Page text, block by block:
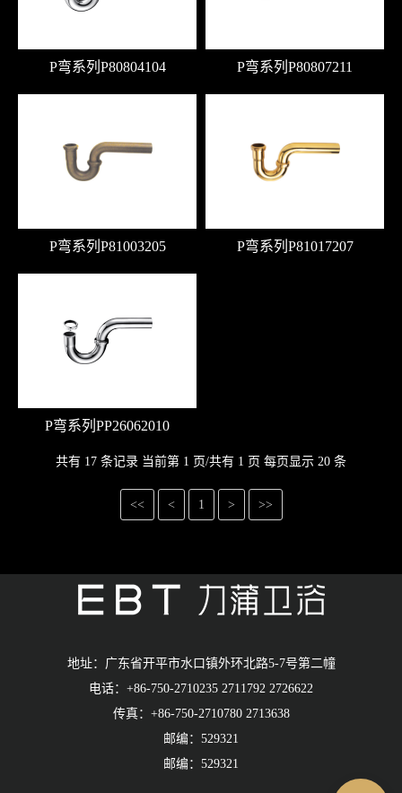
P弯系列P80804104 P弯系列P80807211
P弯系列P81003205 P弯系列P81017207
P弯系列PP26062010
共有 17 条记录 当前第 1 页/共有 1 页 每页显示 20 条
<< < 1 > >>
地址：广东省开平市水口镇外环北路5-7号第二幢
电话：+86-750-2710235 2711792 2726622
传真：+86-750-2710780 2713638
邮编：529321
邮编：529321